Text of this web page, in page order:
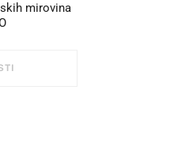
mirovina